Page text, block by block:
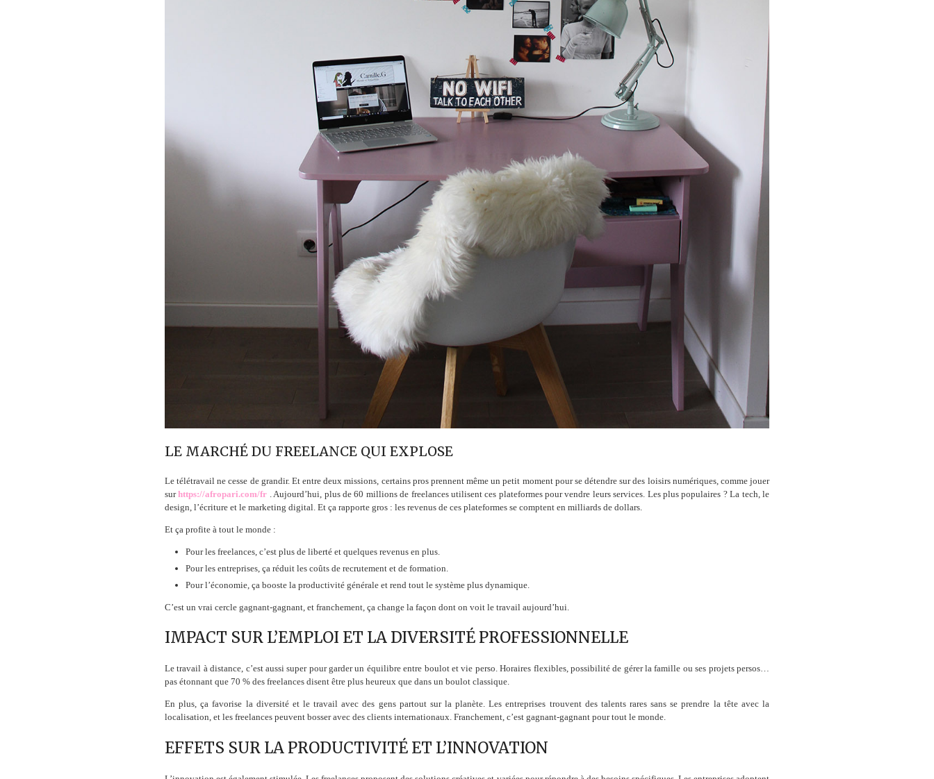
LE MARCHÉ DU FREELANCE QUI EXPLOSE
Le télétravail ne cesse de grandir. Et entre deux missions, certains pros prennent même un petit moment pour se détendre sur des loisirs numériques, comme jouer
surhttps://afropari.com/fr . Aujourd’hui, plus de 60 millions de freelances utilisent ces plateformes pour vendre leurs services. Les plus populaires ? La tech, le
design, l’écriture et le marketing digital. Et ça rapporte gros : les revenus de ces plateformes se comptent en milliards de dollars.
Et ça profite à tout le monde :
Pour les freelances, c’est plus de liberté et quelques revenus en plus.
Pour les entreprises, ça réduit les coûts de recrutement et de formation.
Pour l’économie, ça booste la productivité générale et rend tout le système plus dynamique.
C’est un vrai cercle gagnant-gagnant, et franchement, ça change la façon dont on voit le travail aujourd’hui.
IMPACT SUR L’EMPLOI ET LA DIVERSITÉ PROFESSIONNELLE
Le travail à distance, c’est aussi super pour garder un équilibre entre boulot et vie perso. Horaires flexibles, possibilité de gérer la famille ou ses projets persos…
pas étonnant que 70 % des freelances disent être plus heureux que dans un boulot classique.
En plus, ça favorise la diversité et le travail avec des gens partout sur la planète. Les entreprises trouvent des talents rares sans se prendre la tête avec la
localisation, et les freelances peuvent bosser avec des clients internationaux. Franchement, c’est gagnant-gagnant pour tout le monde.
EFFETS SUR LA PRODUCTIVITÉ ET L’INNOVATION